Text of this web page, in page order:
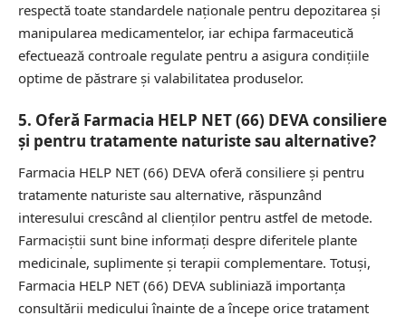
respectă toate standardele naționale pentru depozitarea și
manipularea medicamentelor, iar echipa farmaceutică
efectuează controale regulate pentru a asigura condițiile
optime de păstrare și valabilitatea produselor.
5. Oferă Farmacia HELP NET (66) DEVA consiliere
și pentru tratamente naturiste sau alternative?
Farmacia HELP NET (66) DEVA oferă consiliere și pentru
tratamente naturiste sau alternative, răspunzând
interesului crescând al clienților pentru astfel de metode.
Farmaciștii sunt bine informați despre diferitele plante
medicinale, suplimente și terapii complementare. Totuși,
Farmacia HELP NET (66) DEVA subliniază importanța
consultării medicului înainte de a începe orice tratament